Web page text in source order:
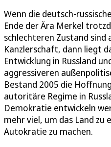
Wenn die deutsch-
Ende der Ära Merkel
schlechteren Zustand sind
Kanzlerschaft, dann liegt
Entwicklung in Russland
aggressiveren
Bestand 2005 die
autoritäre Regime in
Demokratie entwickeln
mehr viel, um das Land zu
Autokratie zu machen.